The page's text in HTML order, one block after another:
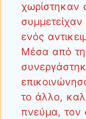
χωρίστηκαν
συμμετείχαν
ενός
Μέσα από τη
το άλλο,
πνεύμα, τον